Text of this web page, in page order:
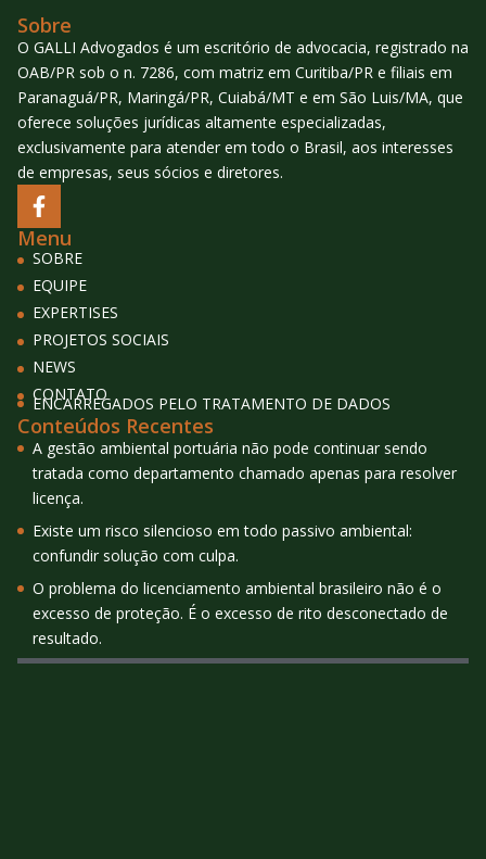
Sobre
O GALLI Advogados é um escritório de advocacia, registrado na
OAB/PR sob o n. 7286, com matriz em Curitiba/PR e filiais em
Paranaguá/PR, Maringá/PR, Cuiabá/MT e em São Luis/MA, que
oferece soluções jurídicas altamente especializadas,
exclusivamente para atender em todo o Brasil, aos interesses
de empresas, seus sócios e diretores.
Menu
SOBRE
EQUIPE
EXPERTISES
PROJETOS SOCIAIS
NEWS
CONTATO
ENCARREGADOS PELO TRATAMENTO DE DADOS
Conteúdos Recentes
A gestão ambiental portuária não pode continuar sendo
tratada como departamento chamado apenas para resolver
licença.
Existe um risco silencioso em todo passivo ambiental:
confundir solução com culpa.
O problema do licenciamento ambiental brasileiro não é o
excesso de proteção. É o excesso de rito desconectado de
resultado.